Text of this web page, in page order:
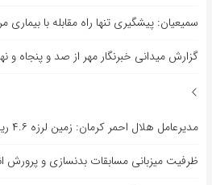
سمیعیان: پیشگیری تنها راه مقابله با بیماری
گزارش میدانی خبرنگار مهر از صد و پنجاه و
مدیرعامل هلال احمر کرمان: زمین لرزه ۴.۶ ریشتری گلباف خسارتی نداشت
ظرفیت میزبانی مسابقات بدنسازی و پرورش